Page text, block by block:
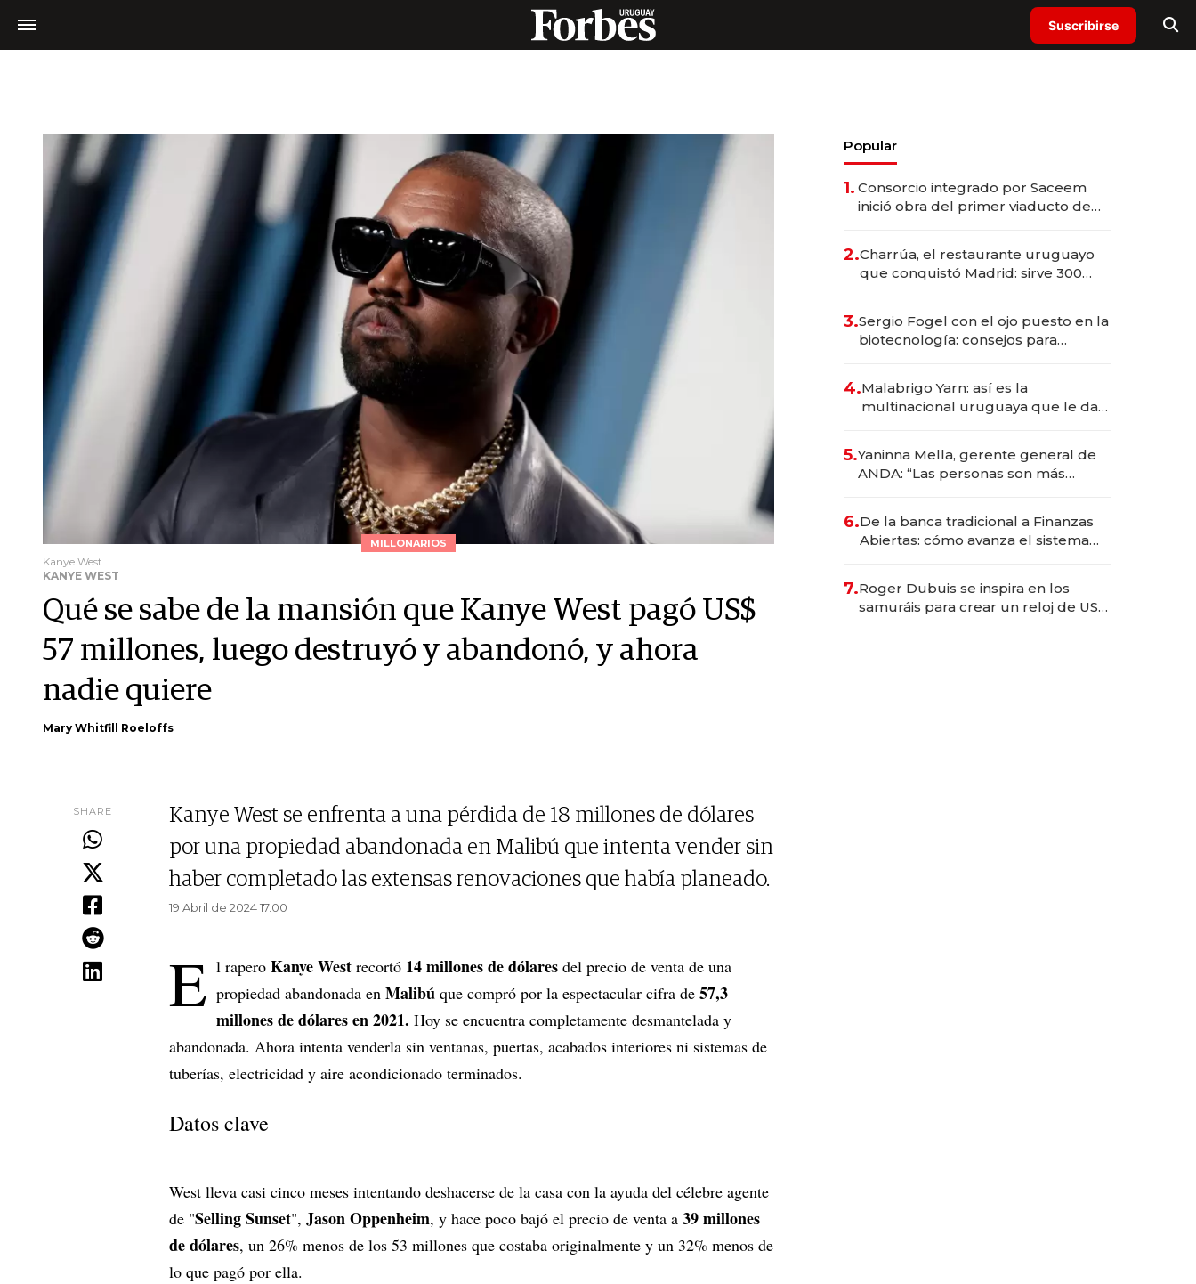
Suscribirse
MILLONARIOS
Kanye West
KANYE WEST
Qué se sabe de la mansión que Kanye West pagó US$
57 millones, luego destruyó y abandonó, y ahora
nadie quiere
Mary Whitfill Roeloffs
SHARE
Kanye West se enfrenta a una pérdida de 18 millones de dólares
por una propiedad abandonada en Malibú que intenta vender sin
haber completado las extensas renovaciones que había planeado.
19 Abril de 2024 17.00
E l rapero Kanye West recortó 14 millones de dólares del precio de venta de una
propiedad abandonada en Malibú que compró por la espectacular cifra de 57,3
millones de dólares en 2021. Hoy se encuentra completamente desmantelada y
abandonada. Ahora intenta venderla sin ventanas, puertas, acabados interiores ni sistemas de
tuberías, electricidad y aire acondicionado terminados.
Datos clave
West lleva casi cinco meses intentando deshacerse de la casa con la ayuda del célebre agente
de "Selling Sunset", Jason Oppenheim, y hace poco bajó el precio de venta a 39 millones
de dólares, un 26% menos de los 53 millones que costaba originalmente y un 32% menos de
lo que pagó por ella.
Popular
1. Consorcio integrado por Saceem
inició obra del primer viaducto de
millones
2.Charrúa, el restaurante uruguayo
que conquistó Madrid: sirve 300
prepara apertura
3.Sergio Fogel con el ojo puesto en la
biotecnología: consejos para
4.Malabrigo Yarn: así es la
multinacional uruguaya que le da
5.Yaninna Mella, gerente general de
ANDA: “Las personas son más
6.De la banca tradicional a Finanzas
Abiertas: cómo avanza el sistema
7.Roger Dubuis se inspira en los
samuráis para crear un reloj de US$